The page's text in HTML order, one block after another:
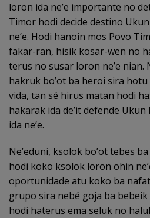
loron ida ne’e importante no
Timor hodi decide destino
ne’e. Hodi hanoin mos Povo
fakar-ran, hisik kosar-wen no
terus no susar loron ne’e nian.
hakruk bo’ot ba heroi sira
vida, tan sé hirus matan hodi
hakarak ida de’it defende
ida ne’e.
Ne’eduni, ksolok bo’ot tebes
hodi koko ksolok loron ohin
oportunidade atu koko ba
grupo sira nebé goja ba
hodi haterus ema seluk no